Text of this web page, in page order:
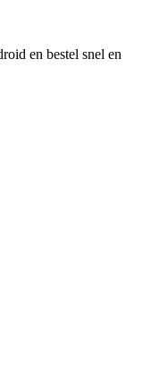
en bestel snel en